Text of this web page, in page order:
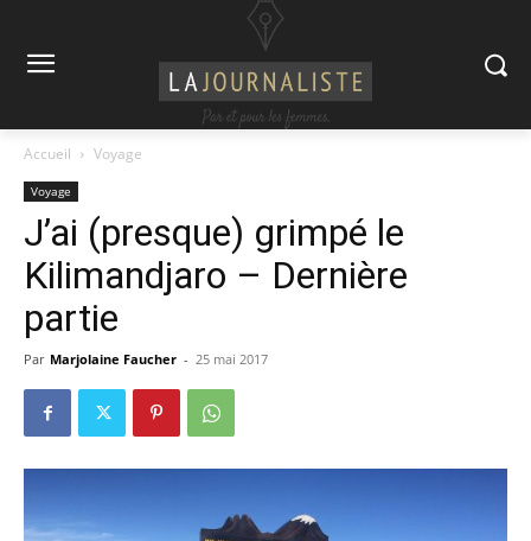
Accueil Voyage
Voyage
J’ai (presque) grimpé le
Kilimandjaro – Dernière
partie
Par Marjolaine Faucher - 25 mai 2017